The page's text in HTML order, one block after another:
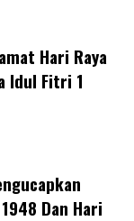
Hari Raya
Idul Fitri 1
Dan Hari